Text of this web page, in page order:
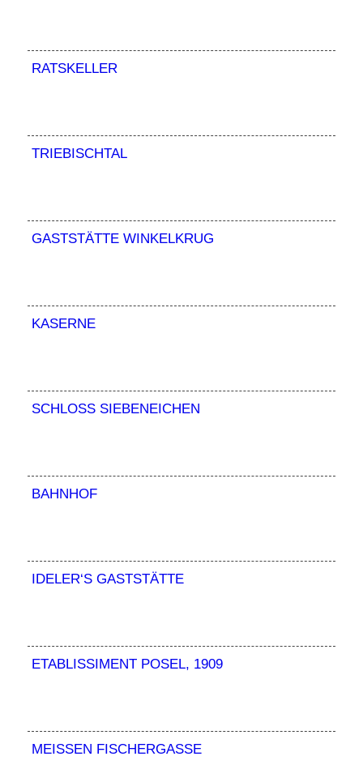
RATSKELLER
TRIEBISCHTAL
GASTSTÄTTE WINKELKRUG
KASERNE
SCHLOSS SIEBENEICHEN
BAHNHOF
IDELER‘S GASTSTÄTTE
ETABLISSIMENT POSEL, 1909
MEISSEN FISCHERGASSE